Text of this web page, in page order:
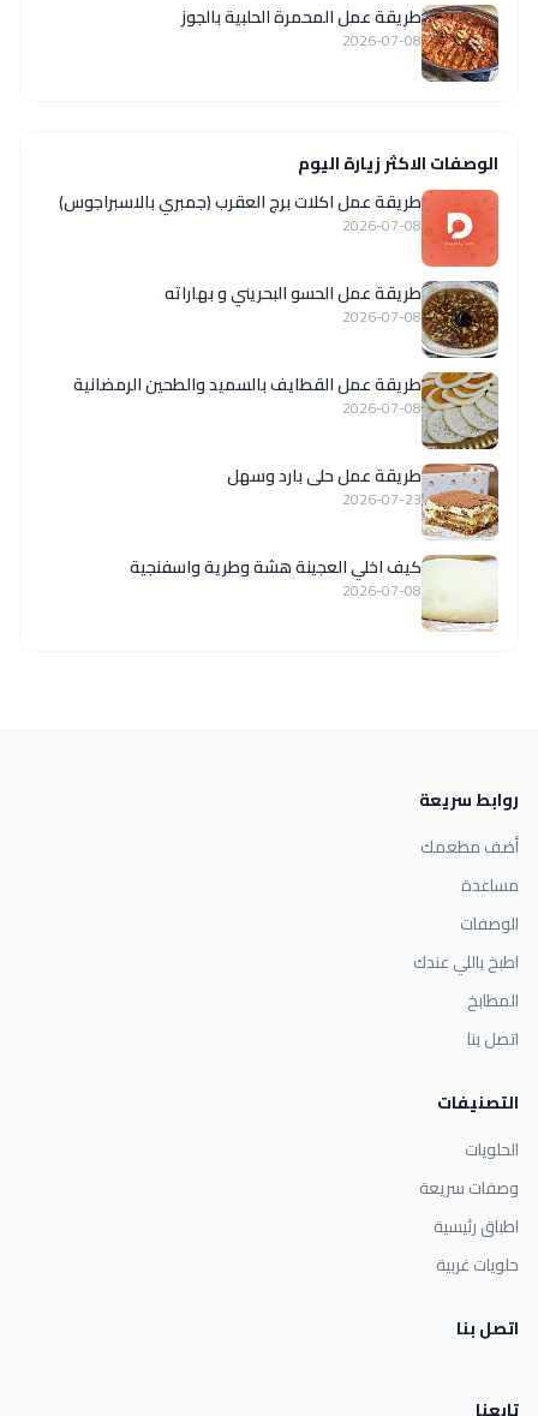
طريقة عمل المحمرة الحلبية بالجوز
2026-07-08
الوصفات الاكثر زيارة اليوم
طريقة عمل اكلات برج العقرب (جمبري بالاسبراجوس)
2026-07-08
طريقة عمل الحسو البحريني و بهاراته
2026-07-08
طريقة عمل القطايف بالسميد والطحين الرمضانية
2026-07-08
طريقة عمل حلى بارد وسهل
2026-07-23
كيف اخلي العجينة هشة وطرية واسفنجية
2026-07-08
روابط سريعة
أضف مطعمك
مساعدة
الوصفات
اطبخ باللي عندك
المطابخ
اتصل بنا
التصنيفات
الحلويات
وصفات سريعة
اطباق رئيسية
حلويات غربية
اتصل بنا